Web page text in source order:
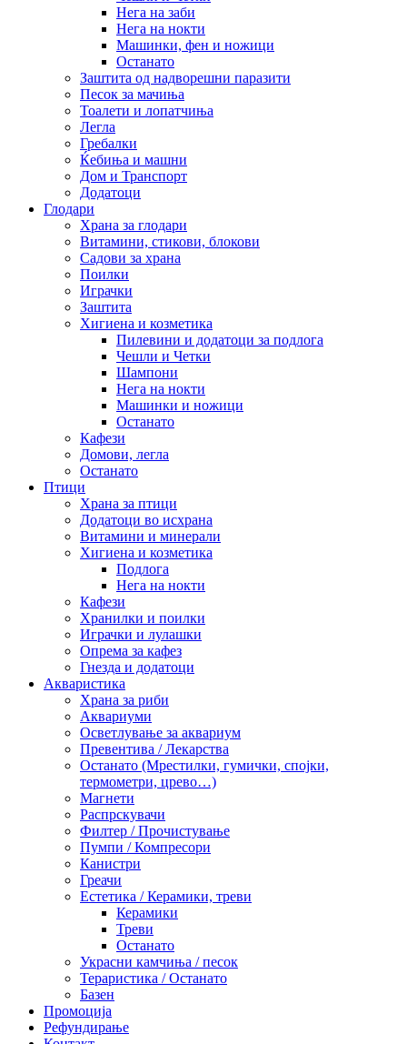
Нега на заби
Нега на нокти
Машинки, фен и ножици
Останато
Заштита од надворешни паразити
Песок за мачиња
Тоалети и лопатчиња
Легла
Гребалки
Ќебиња и машни
Дом и Транспорт
Додатоци
Глодари
Храна за глодари
Витамини, стикови, блокови
Садови за храна
Поилки
Играчки
Заштита
Хигиена и козметика
Пилевини и додатоци за подлога
Чешли и Четки
Шампони
Нега на нокти
Машинки и ножици
Останато
Кафези
Домови, легла
Останато
Птици
Храна за птици
Додатоци во исхрана
Витамини и минерали
Хигиена и козметика
Подлога
Нега на нокти
Кафези
Хранилки и поилки
Играчки и лулашки
Опрема за кафез
Гнезда и додатоци
Акваристика
Храна за риби
Аквариуми
Осветлување за аквариум
Превентива / Лекарства
Останато (Мрестилки, гумички, спојки,
термометри, црево…)
Магнети
Распрскувачи
Филтер / Прочистување
Пумпи / Компресори
Канистри
Греачи
Естетика / Керамики, треви
Керамики
Треви
Останато
Украсни камчиња / песок
Тераристика / Останато
Базен
Промоција
Рефундирање